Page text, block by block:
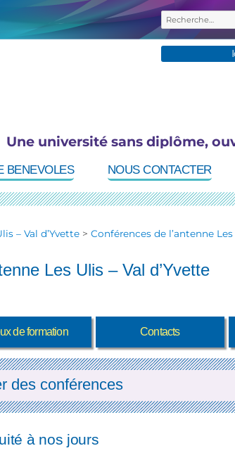
Recherche
pour :
Une université sans diplôme,
BENEVOLES NOUS CONTACTER
– Val d’Yvette > Conférences de l’antenne Les
Les Ulis – Val d’Yvette
de formation Contacts
des conférences
à nos jours